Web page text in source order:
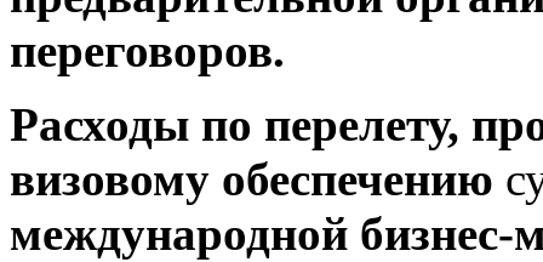
переговоров.
Расходы по перелету,
визовому обеспечению
международной бизнес-